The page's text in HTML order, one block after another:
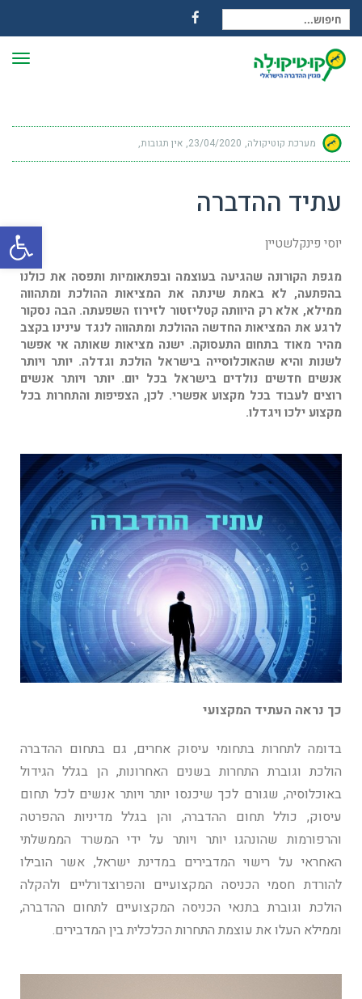
חיפוש עבור:
Facebook
מערכת קוטיקולה 23/04/2020 אין תגובות
עתיד ההדברה
יוסי פינקלשטיין
מגפת הקורונה שהגיעה בעוצמה ובפתאומיות ותפסה את כולנו
בהפתעה, לא באמת שינתה את המציאות ההולכת ומתהווה
ממילא, אלא רק היוותה קטליזטור לזירוז השפעתה.הבה נסקור
לרגע את המציאות החדשה ההולכת ומתהווה לנגד עינינו בקצב
מהיר מאוד בתחום התעסוקה. ישנה מציאות שאותה אי אפשר
לשנות והיא שהאוכלוסייה בישראל הולכת וגדלה. יותר ויותר
אנשים חדשים נולדים בישראל בכל יום.יותר ויותר אנשים
רוצים לעבוד בכל מקצוע אפשרי. לכן, הצפיפות והתחרות בכל
מקצוע ילכו ויגדלו.
כך נראה העתיד המקצועי
בדומה לתחרות בתחומי עיסוק אחרים, גם בתחום ההדברה
הולכת וגוברת התחרות בשנים האחרונות, הן בגלל הגידול
באוכלוסיה, שגורם לכך שיכנסו יותר ויותר אנשים לכל תחום
עיסוק, כולל תחום ההדברה, והן בגלל מדיניות ההפרטה
והרפורמות שהונהגו יותר ויותר על ידי המשרד הממשלתי
האחראי על רישוי המדבירים במדינת ישראל, אשר הובילו
להורדת חסמי הכניסה המקצועיים והפרוצדורליים ולהקלה
הולכת וגוברת בתנאי הכניסה המקצועיים לתחום ההדברה,
וממילא העלו את עוצמת התחרות הכלכלית בין המדבירים.